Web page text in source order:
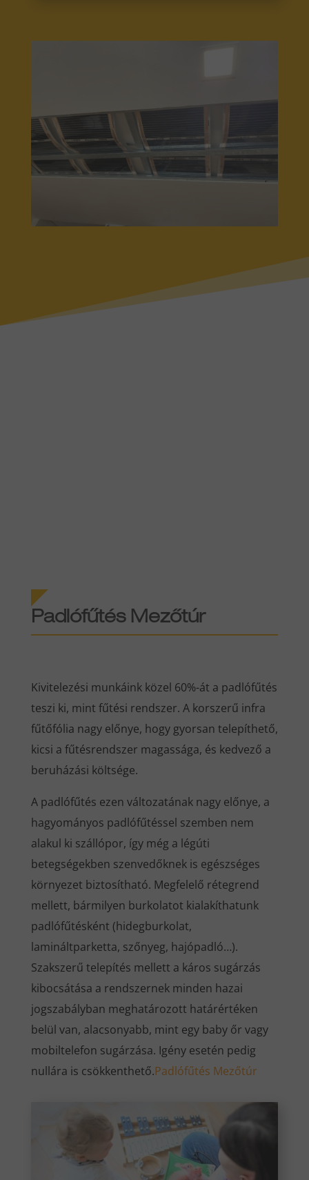
Padlófűtés Mezőtúr
Kivitelezési munkáink közel 60%-át a padlófűtés
teszi ki, mint fűtési rendszer. A korszerű infra
fűtőfólia nagy előnye, hogy gyorsan telepíthető,
kicsi a fűtésrendszer magassága, és kedvező a
beruházási költsége.
A padlófűtés ezen változatának nagy előnye, a
hagyományos padlófűtéssel szemben nem
alakul ki szállópor, így még a légúti
betegségekben szenvedőknek is egészséges
környezet biztosítható. Megfelelő rétegrend
mellett, bármilyen burkolatot kialakíthatunk
padlófűtésként (hidegburkolat,
lamináltparketta, szőnyeg, hajópadló…).
Szakszerű telepítés mellett a káros sugárzás
kibocsátása a rendszernek minden hazai
jogszabályban meghatározott határértéken
belül van, alacsonyabb, mint egy baby őr vagy
mobiltelefon sugárzása. Igény esetén pedig
nullára is csökkenthető.Padlófűtés Mezőtúr